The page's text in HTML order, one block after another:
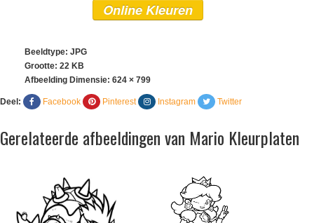
Online Kleuren
Beeldtype: JPG
Grootte: 22 KB
Afbeelding Dimensie: 624 × 799
Deel: Facebook Pinterest Instagram Twitter
Gerelateerde afbeeldingen van Mario Kleurplaten